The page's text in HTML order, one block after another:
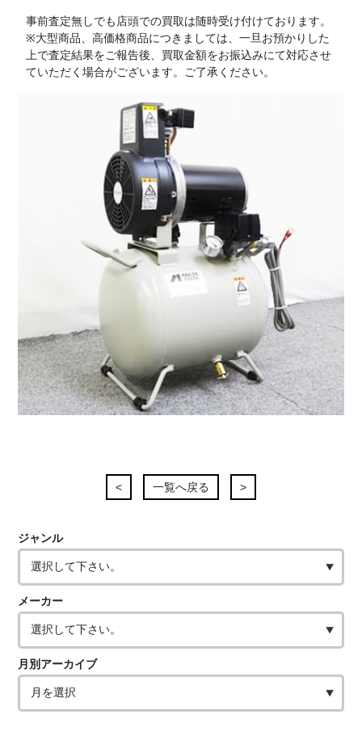
事前査定無しでも店頭での買取は随時受け付けております。
※大型商品、高価格商品につきましては、一旦お預かりした
上で査定結果をご報告後、買取金額をお振込みにて対応させ
ていただく場合がございます。ご了承ください。
< 一覧へ戻る >
ジャンル
メーカー
月別アーカイブ